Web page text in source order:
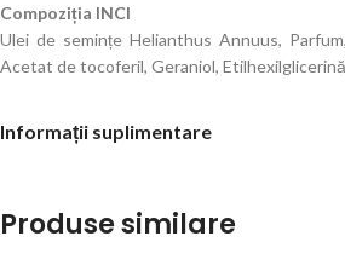
Compoziția INCI
Ulei de semințe Helianthus Annuus,
Acetat de tocoferil, Geraniol,
Informații suplimentare
Produse similare